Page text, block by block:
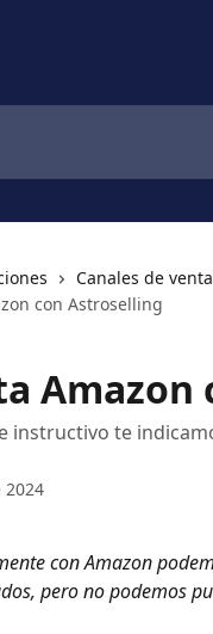
Canales de
con Astroselling
instructivo te
2024
con Amazon
pero no podemos